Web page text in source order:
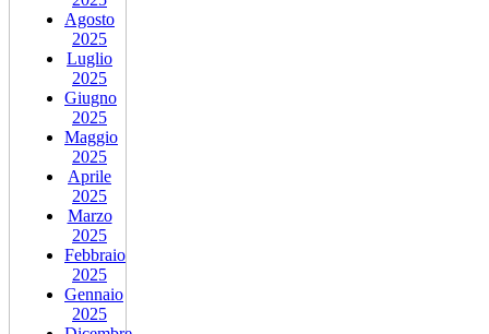
Agosto
2025
Luglio
2025
Giugno
2025
Maggio
2025
Aprile
2025
Marzo
2025
Febbraio
2025
Gennaio
2025